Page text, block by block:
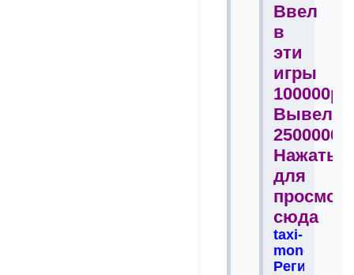
Ввел
в
эти
игры
100000р
Вывел
2500000р
Нажать
для
сюда
taxi-
money.net